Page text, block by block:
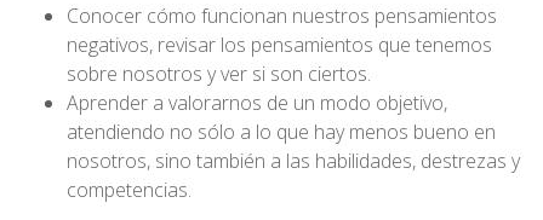
Conocer cómo funcionan nuestros pensamientos
negativos, revisar los pensamientos que tenemos
sobre nosotros y ver si son ciertos.
Aprender a valorarnos de un modo objetivo,
atendiendo no sólo a lo que hay menos bueno en
nosotros, sino también a las habilidades, destrezas y
competencias.